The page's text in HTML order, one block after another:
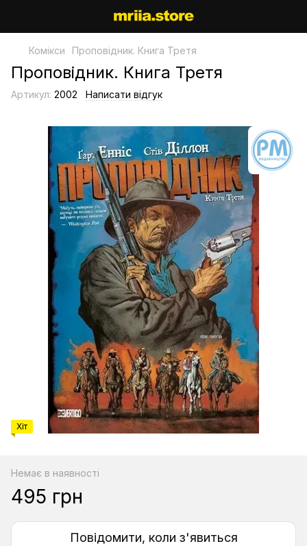
Комікси Проповідник. Книга Третя
Проповідник. Книга Третя
Артикул: 2002 Написати відгук
Хіт
Немає в наявності
495 грн
Повідомити, коли з'явиться